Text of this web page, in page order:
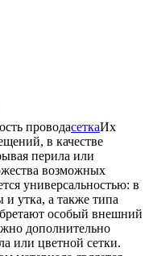
проводасеткаИх
в качестве
перила или
возможных
универсальностью: в
утка, а также типа
особый внешний
дополнительно
или цветной сетки.